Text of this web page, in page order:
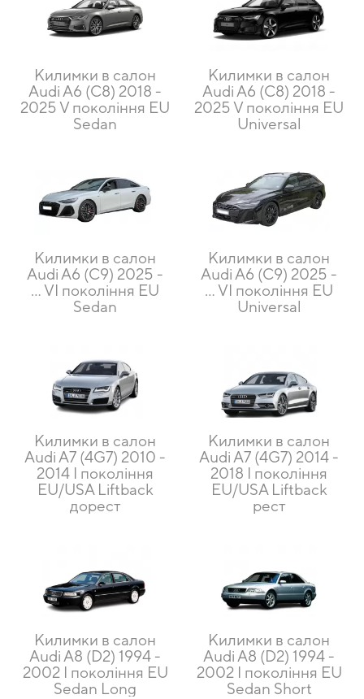
Килимки в салон
Audi A6 (C8) 2018 -
2025 V покоління EU
Sedan
Килимки в салон
Audi A6 (C8) 2018 -
2025 V покоління EU
Universal
Килимки в салон
Audi A6 (C9) 2025 -
... VI покоління EU
Sedan
Килимки в салон
Audi A6 (C9) 2025 -
... VI покоління EU
Universal
Килимки в салон
Audi A7 (4G7) 2010 -
2014 I покоління
EU/USA Liftback
дорест
Килимки в салон
Audi A7 (4G7) 2014 -
2018 I покоління
EU/USA Liftback
рест
Килимки в салон
Audi A8 (D2) 1994 -
2002 I покоління EU
Sedan Long
Килимки в салон
Audi A8 (D2) 1994 -
2002 I покоління EU
Sedan Short